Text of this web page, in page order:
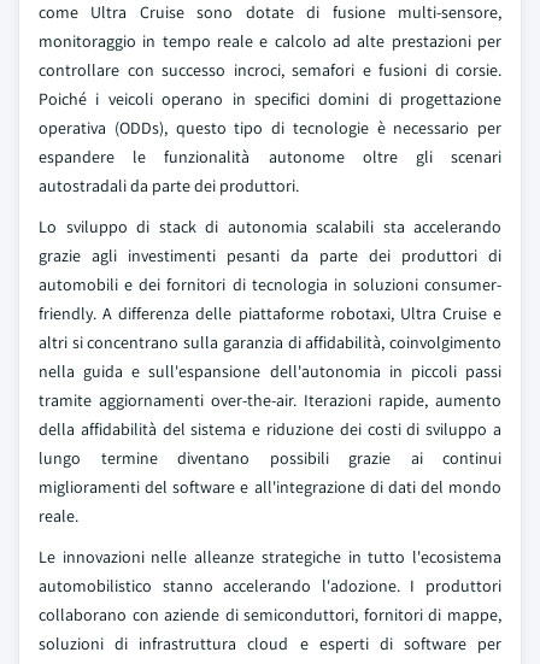
come Ultra Cruise sono dotate di fusione multi-sensore,
monitoraggio in tempo reale e calcolo ad alte prestazioni per
controllare con successo incroci, semafori e fusioni di corsie.
Poiché i veicoli operano in specifici domini di progettazione
operativa (ODDs), questo tipo di tecnologie è necessario per
espandere le funzionalità autonome oltre gli scenari
autostradali da parte dei produttori.
Lo sviluppo di stack di autonomia scalabili sta accelerando
grazie agli investimenti pesanti da parte dei produttori di
automobili e dei fornitori di tecnologia in soluzioni consumer-
friendly. A differenza delle piattaforme robotaxi, Ultra Cruise e
altri si concentrano sulla garanzia di affidabilità, coinvolgimento
nella guida e sull'espansione dell'autonomia in piccoli passi
tramite aggiornamenti over-the-air. Iterazioni rapide, aumento
della affidabilità del sistema e riduzione dei costi di sviluppo a
lungo termine diventano possibili grazie ai continui
miglioramenti del software e all'integrazione di dati del mondo
reale.
Le innovazioni nelle alleanze strategiche in tutto l'ecosistema
automobilistico stanno accelerando l'adozione. I produttori
collaborano con aziende di semiconduttori, fornitori di mappe,
soluzioni di infrastruttura cloud e esperti di software per